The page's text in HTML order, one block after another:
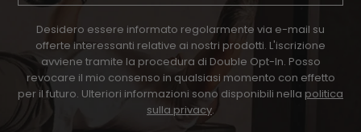
Desidero essere informato regolarmente via e-mail su
offerte interessanti relative ai nostri prodotti. L'iscrizione
avviene tramite la procedura di Double Opt-In. Posso
revocare il mio consenso in qualsiasi momento con effetto
per il futuro. Ulteriori informazioni sono disponibili nella politica
sulla privacy.